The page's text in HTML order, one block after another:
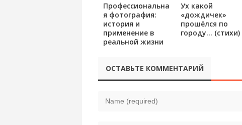
Профессиональна
я фотография:
история и
применение в
реальной жизни
Ух какой
«дождичек»
прошёлся по
городу… (стихи)
ОСТАВЬТЕ КОММЕНТАРИЙ